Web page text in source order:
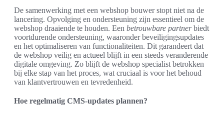
De samenwerking met een webshop bouwer stopt niet na de
lancering. Opvolging en ondersteuning zijn essentieel om de
webshop draaiende te houden. Een betrouwbare partnerbiedt
voortdurende ondersteuning, waaronder beveiligingsupdates
en het optimaliseren van functionaliteiten. Dit garandeert dat
de webshop veilig en actueel blijft in een steeds veranderende
digitale omgeving. Zo blijft de webshop specialist betrokken
bij elke stap van het proces, wat cruciaal is voor het behoud
van klantvertrouwen en tevredenheid.
Hoe regelmatig CMS-updates plannen?